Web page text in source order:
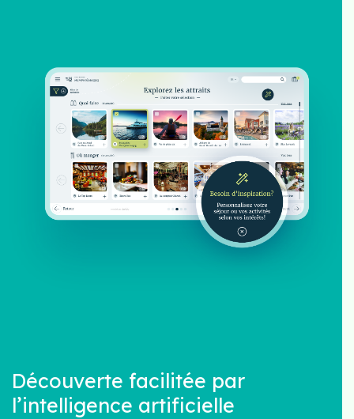
Découverte facilitée par
l’intelligence artificielle